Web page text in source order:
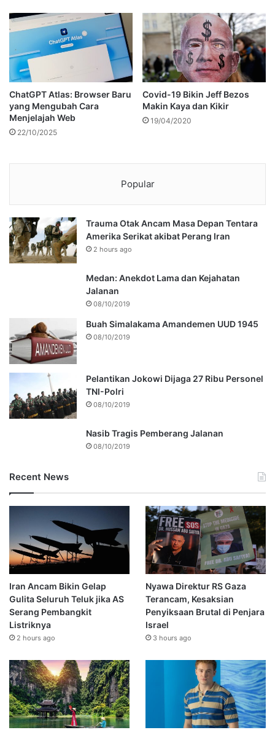
ChatGPT Atlas: Browser Baru
yang Mengubah Cara
Menjelajah Web
22/10/2025
Covid-19 Bikin Jeff Bezos
Makin Kaya dan Kikir
19/04/2020
Popular
Trauma Otak Ancam Masa Depan Tentara
Amerika Serikat akibat Perang Iran
2 hours ago
Medan: Anekdot Lama dan Kejahatan
Jalanan
08/10/2019
Buah Simalakama Amandemen UUD 1945
08/10/2019
Pelantikan Jokowi Dijaga 27 Ribu Personel
TNI-Polri
08/10/2019
Nasib Tragis Pemberang Jalanan
08/10/2019
Recent News
Iran Ancam Bikin Gelap
Gulita Seluruh Teluk jika AS
Serang Pembangkit
Listriknya
2 hours ago
Nyawa Direktur RS Gaza
Terancam, Kesaksian
Penyiksaan Brutal di Penjara
Israel
3 hours ago